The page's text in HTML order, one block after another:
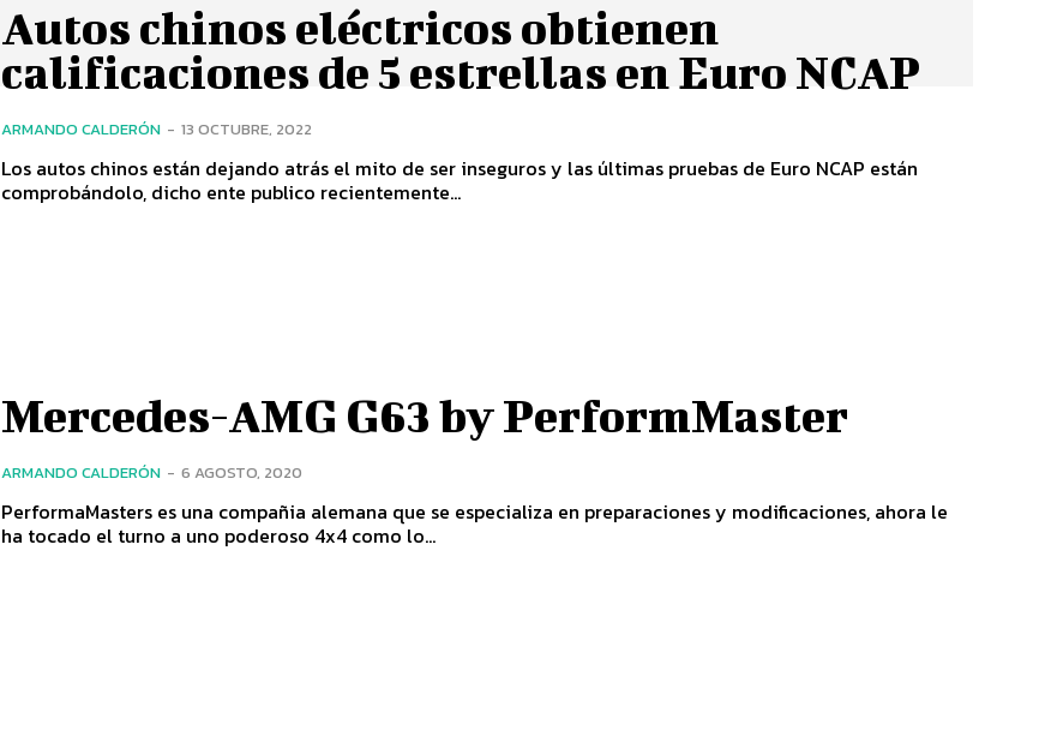
Autos chinos eléctricos obtienen
calificaciones de 5 estrellas en Euro NCAP
ARMANDO CALDERÓN - 13 OCTUBRE, 2022
Los autos chinos están dejando atrás el mito de ser inseguros y las últimas pruebas de Euro NCAP están
comprobándolo, dicho ente publico recientemente...
Mercedes-AMG G63 by PerformMaster
ARMANDO CALDERÓN - 6 AGOSTO, 2020
PerformaMasters es una compañia alemana que se especializa en preparaciones y modificaciones, ahora le
ha tocado el turno a uno poderoso 4x4 como lo...